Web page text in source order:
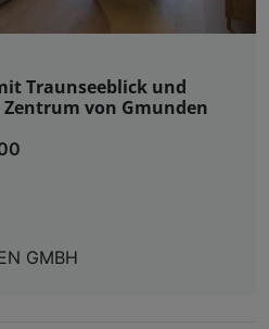
Traunseeblick und
von Gmunden
GMBH